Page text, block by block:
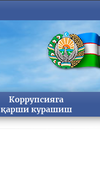
Коррупсияга
қарши курашиш